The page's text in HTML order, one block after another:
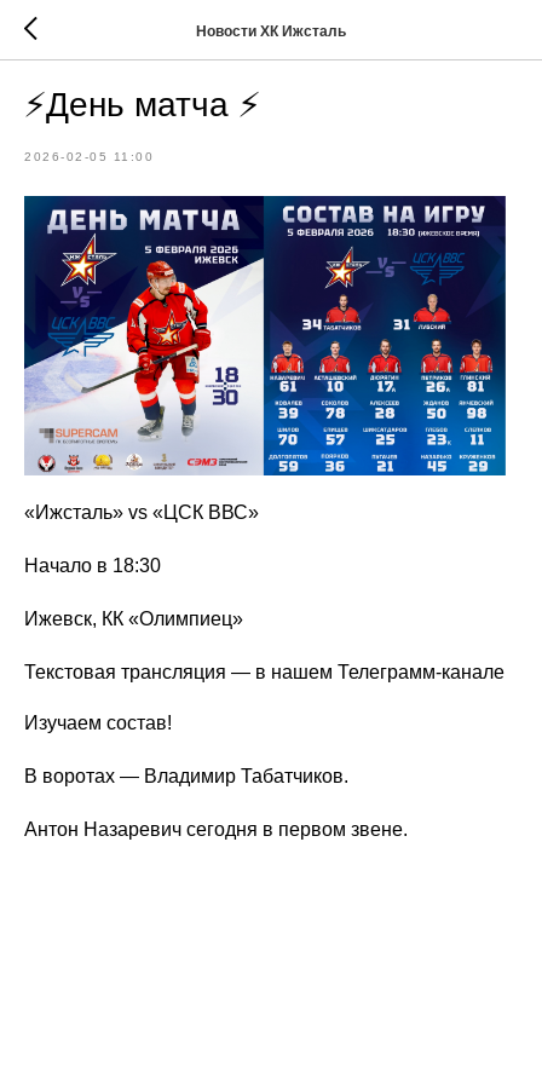
Новости ХК Ижсталь
⚡️День матча ⚡️
2026-02-05 11:00
«Ижсталь» vs «ЦСК ВВС»
Начало в 18:30
Ижевск, КК «Олимпиец»
Текстовая трансляция — в нашем Телеграмм-канале
Изучаем состав!
В воротах — Владимир Табатчиков.
Антон Назаревич сегодня в первом звене.